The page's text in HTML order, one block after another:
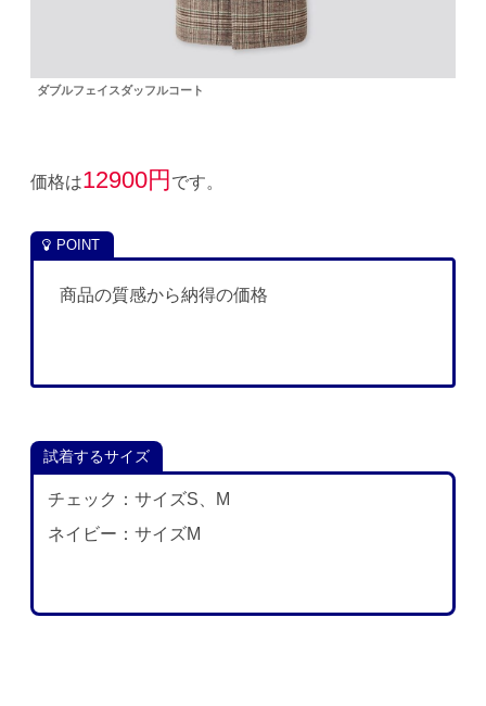
ダブルフェイスダッフルコート
価格は12900円 です。
商品の質感から納得の価格
試着するサイズ
チェック：サイズS、M
ネイビー：サイズM